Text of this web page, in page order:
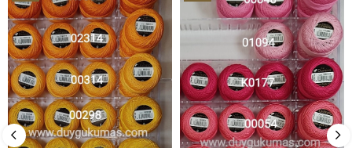
İndirim
%26İndirim
%26İndirim